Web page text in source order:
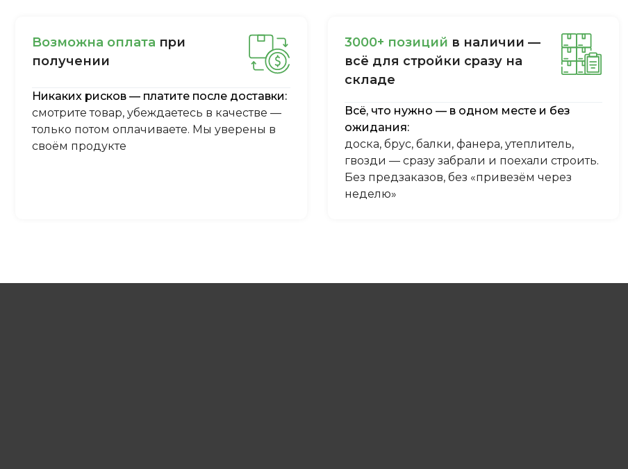
Boзмoжнa oплaтa пpи
пoлучeнии
Никаких рисков — платите после доставки:
смотрите товар, убеждаетесь в качестве —
только потом оплачиваете. Мы уверены в
своём продукте
3000+ пoзиций в нaличии —
вcё для cтpoйки cpaзу нa
cклaдe
Всё, что нужно — в одном месте и без
ожидания:
доска, брус, балки, фанера, утеплитель,
гвозди — сразу забрали и поехали строить.
Без предзаказов, без «привезём через
неделю»